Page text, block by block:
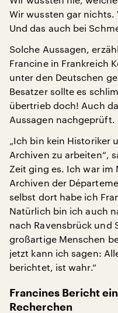
Wir wussten gar nichts.
Und das auch bei
Solche Aussagen,
Francine in Frankreich
unter den Deutschen
Besatzer sollte es
übertrieb doch! Auch
Aussagen nachgeprüft.
„Ich bin kein Historiker
Archiven zu arbeiten“,
Zeit ging es. Ich war
Archiven der
selbst dort habe ich
Natürlich bin ich auch
nach Ravensbrück und
großartige Menschen
jetzt kann ich sagen:
berichtet, ist wahr.“
Francines Bericht
Recherchen